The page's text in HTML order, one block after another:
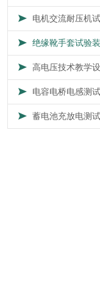
电机交流耐压机
绝缘靴手套试验
高电压技术教学
电容电桥电感测
蓄电池充放电测